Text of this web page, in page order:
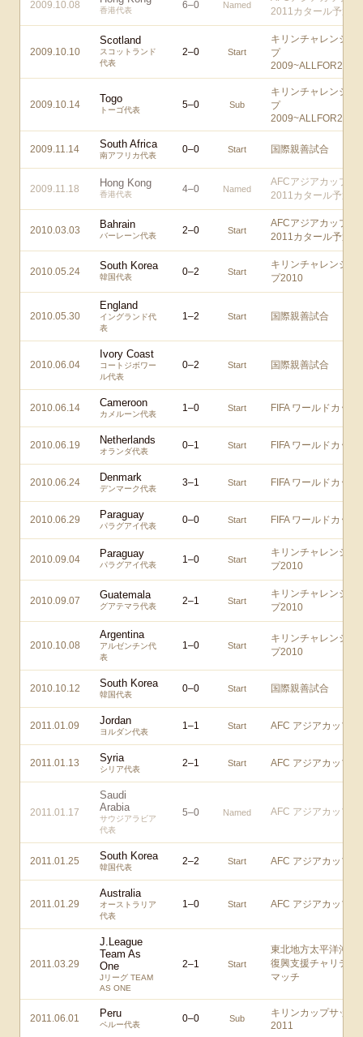
2009.10.08 香港代表 6–0 Named
2011カタール予選
2009.10.10
Scotland
スコットランド
代表
2–0 Start
キリンチャレンジカ
プ
2009.10.14 Togo
トーゴ代表 5–0 Sub
キリンチャレンジカ
プ
2009.11.14 South Africa
南アフリカ代表
0–0 Start 国際親善試合
2009.11.18 Hong Kong
香港代表 4–0 Named
AFCアジアカップ
2011カタール予選
2010.03.03 Bahrain
バーレーン代表 2–0 Start
AFCアジアカップ
2011カタール予選
2010.05.24 South Korea
韓国代表 0–2 Start
キリンチャレンジカ
プ2010
2010.05.30
England
イングランド代
表
1–2 Start 国際親善試合
2010.06.04
Ivory Coast
コートジボワー
ル代表
0–2 Start 国際親善試合
2010.06.14 Cameroon
カメルーン代表
1–0 Start FIFA ワールドカップ
2010.06.19 Netherlands
オランダ代表
0–1 Start FIFA ワールドカップ
2010.06.24 Denmark
デンマーク代表
3–1 Start FIFA ワールドカップ
2010.06.29 Paraguay
パラグアイ代表
0–0 Start FIFA ワールドカップ
2010.09.04 Paraguay
パラグアイ代表 1–0 Start
キリンチャレンジカ
プ2010
2010.09.07 Guatemala
グアテマラ代表 2–1 Start
キリンチャレンジカ
プ2010
2010.10.08
Argentina
アルゼンチン代
表
1–0 Start
キリンチャレンジカ
プ2010
2010.10.12 South Korea
韓国代表
0–0 Start 国際親善試合
2011.01.09 Jordan
ヨルダン代表
1–1 Start AFC アジアカップ
2011.01.13 Syria
シリア代表
2–1 Start AFC アジアカップ
2011.01.17
Saudi
Arabia
サウジアラビア
代表
5–0 Named AFC アジアカップ
2011.01.25 South Korea
韓国代表
2–2 Start AFC アジアカップ
2011.01.29
Australia
オーストラリア
代表
1–0 Start AFC アジアカップ
2011.03.29
J.League
Team As
One
Jリーグ TEAM
AS ONE
2–1 Start
東北地方太平洋沖地
復興支援チャリティ
マッチ
2011.06.01 Peru
ペルー代表
0–0 Sub
キリンカップサッカ
2011